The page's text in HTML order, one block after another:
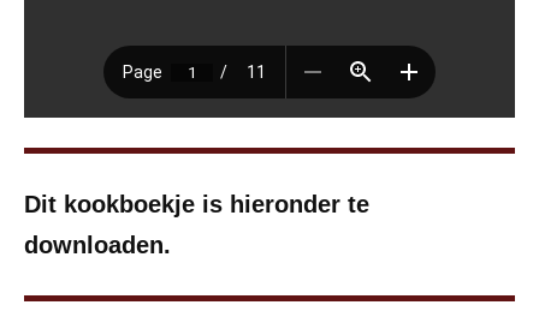
Dit kookboekje is hieronder te
downloaden.